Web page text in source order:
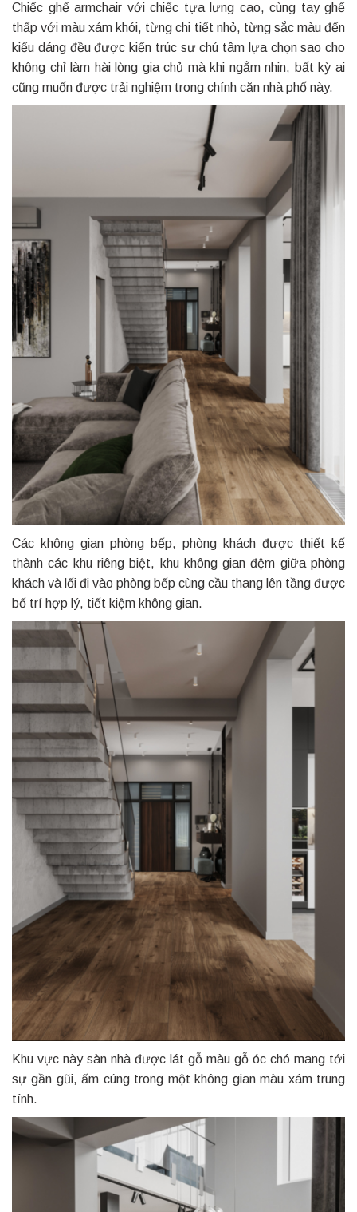
Chiếc ghế armchair với chiếc tựa lưng cao, cùng tay ghế
thấp với màu xám khói, từng chi tiết nhỏ, từng sắc màu đến
kiểu dáng đều được kiến trúc sư chú tâm lựa chọn sao cho
không chỉ làm hài lòng gia chủ mà khi ngắm nhin, bất kỳ ai
cũng muốn được trải nghiệm trong chính căn nhà phố này.
Các không gian phòng bếp, phòng khách được thiết kế
thành các khu riêng biệt, khu không gian đệm giữa phòng
khách và lối đi vào phòng bếp cùng cầu thang lên tầng được
bố trí hợp lý, tiết kiệm không gian.
Khu vực này sàn nhà được lát gỗ màu gỗ óc chó mang tới
sự gần gũi, ấm cúng trong một không gian màu xám trung
tính.